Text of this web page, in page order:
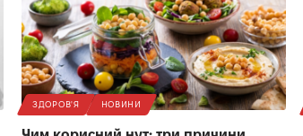
ЗДОРОВ'Я НОВИНИ